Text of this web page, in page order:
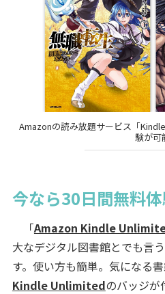
Amazonの読み放題サービス「
験が可
今なら30日間無料体
「Amazon Kindle
大なデジタル図書館とでも言
す。使い方も簡単。気になる
Kindle Unlimitedのバッジが